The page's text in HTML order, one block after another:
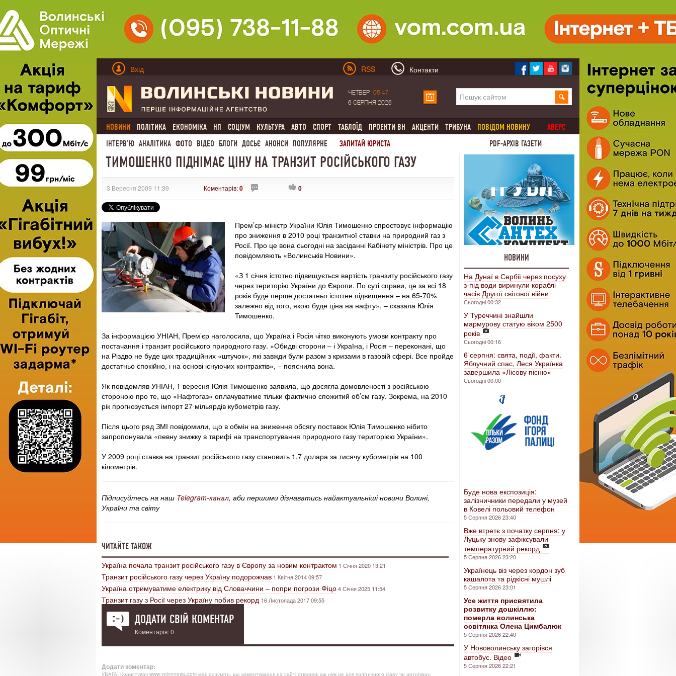
Вхід RSS Контакти
ЧЕТВЕР
05:47
6 СЕРПНЯ 2026
НОВИНИ ПОЛІТИКА ЕКОНОМІКА НП СОЦІУМ КУЛЬТУРА АВТО СПОРТ ТАБЛОЇД ПРОЕКТИ ВН АКЦЕНТИ ТРИБУНА ПОВІДОМ НОВИНУ
АВЕРС
ІНТЕРВ'Ю АНАЛІТИКА ФОТО ВІДЕО БЛОГИ ДОСЬЄ АНОНСИ ПОПУЛЯРНЕ ЗАПИТАЙ ЮРИСТА PDF-АРХІВ ГАЗЕТИ
ТИМОШЕНКО ПІДНІМАЄ ЦІНУ НА ТРАНЗИТ РОСІЙСЬКОГО ГАЗУ
3 Вересня 2009 11:39 Коментарів:0 0
Прем’єр-міністр України Юлія Тимошенко спростовує інформацію
про зниження в 2010 році транзитної ставки на природний газ з
Росії. Про це вона сьогодні на засіданні Кабінету міністрів. Про це
повідомляють «Волинськів Новини».
«З 1 січня істотно підвищується вартість транзиту російського газу
через територію України до Європи. По суті справи, це за всі 18
років буде перше достатньо істотне підвищення – на 65-70%
залежно від того, якою буде ціна на нафту», – сказала Юлія
Тимошенко.
За інформацією УНІАН, Прем’єр наголосила, що Україна і Росія чітко виконують умови контракту про
постачання і транзит російського природного газу. «Обидві сторони – і Україна, і Росія – переконані, що
на Різдво не буде цих традиційних «штучок», які завжди були разом з кризами в газовій сфері. Все пройде
достатньо спокійно, і на основі існуючих контрактів», – пояснила вона.
Як повідомляв УНІАН, 1 вересня Юлія Тимошенко заявила, що досягла домовленості з російською
стороною про те, що «Нафтогаз» оплачуватиме тільки фактично спожитий об’єм газу. Зокрема, на 2010
рік прогнозується імпорт 27 мільярдів кубометрів газу.
Після цього ряд ЗМІ повідомили, що в обмін на зниження обсягу поставок Юлія Тимошенко нібито
запропонувала «певну знижку в тарифі на транспортування природного газу територією України».
У 2009 році ставка на транзит російського газу становить 1,7 долара за тисячу кубометрів на 100
кілометрів.
Підписуйтесь на наш Telegram-канал, аби першими дізнаватись найактуальніші новини Волині,
України та світу
ЧИТАЙТЕ ТАКОЖ
Україна почала транзит російського газу в Європу за новим контрактом 1 Січня 2020 13:21
Транзит російського газу через Україну подорожчав 1 Квітня 2014 09:57
Україна отримуватиме електрику від Словаччини – попри погрози Фіцо4 Січня 2025 11:54
Транзит газу з Росії через Україну побив рекорд 16 Листопада 2017 09:55
ДОДАТИ СВІЙ КОМЕНТАР
Коментарів: 0
Додати коментар:
УВАГА! Користувач www.volynnews.com має розуміти, що коментування на сайті створені аж ніяк не для політичного піару чи антипіару,
НОВИНИ
На Дунаї в Сербії через посуху
з-під води виринули кораблі
часів Другої світової війни
Сьогодні 00:32
У Туреччині знайшли
мармурову статую віком 2500
років
Сьогодні 00:16
6 серпня: свята, події, факти.
Яблучний спас, Леся Українка
завершила «Лісову пісню»
Сьогодні 00:00
Буде нова експозиція:
залізничники передали у музей
в Ковелі польовий телефон
5 Серпня 2026 23:40
Вже втретє з початку серпня: у
Луцьку знову зафіксували
температурний рекорд
5 Серпня 2026 23:20
Українець віз через кордон зуб
кашалота та рідкісні мушлі
5 Серпня 2026 23:01
Усе життя присвятила
розвитку дошкіллю:
померла волинська
освітянка Олена Цимбалюк
5 Серпня 2026 22:40
У Нововолинську загорівся
автобус. Відео
5 Серпня 2026 22:21